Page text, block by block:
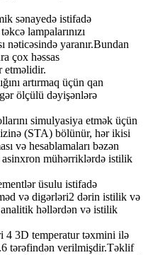
sənayedə istifadə
lampalarınızı
nəticəsində yaranır.Bundan
çox həssas
etməlidir.
artırmaq üçün qan
ölçülü dəyişənlərə
simulyasiya etmək üçün
(STA) bölünür, hər ikisi
və hesablamaları bəzən
mühərriklərdə istilik
üsulu istifadə
və digərləri2 dərin istilik və
həllərdən və istilik
4 3D temperatur təxmini ilə
tərəfindən verilmişdir.Təklif